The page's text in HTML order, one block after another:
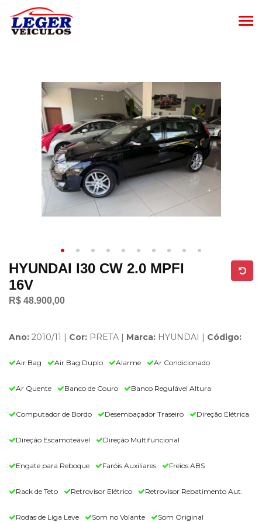
HYUNDAI I30 CW 2.0 MPFI
16V
R$ 48.900,00
Ano: 2010/11 | Cor: PRETA | Marca: HYUNDAI | Código:
Air Bag Air Bag Duplo Alarme Ar Condicionado
Ar Quente Banco de Couro Banco Regulável Altura
Computador de Bordo Desembaçador Traseiro Direção Elétrica
Direção Escamoteável Direção Multifuncional
Engate para Reboque Faróis Auxiliares Freios ABS
Rack de Teto Retrovisor Elétrico Retrovisor Rebatimento Aut.
Rodas de Liga Leve Som no Volante Som Original